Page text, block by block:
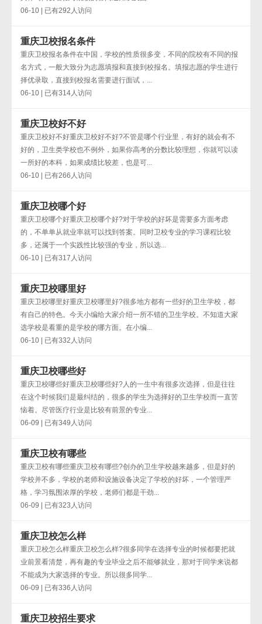
06-10 | 已有292人访问
重庆卫校报名条件
重庆卫校报名条件在中国，学校的性质很多变，不同的院校有不同的报
名方式，一般大致分为志愿填报和直接到校报名。填报志愿的学生进行
择优录取，直接到校报名需要进行面试，...
06-10 | 已有314人访问
重庆卫校好不好
重庆卫校好不好重庆卫校好不好?不管是哪个行业里，有好的就会有不
好的，卫生类学校也不例外，如果你高考的分数比较理想，你就可以读
一所好的本科，如果成绩比较差，也是可...
06-10 | 已有266人访问
重庆卫校哪个好
重庆卫校哪个好重庆卫校哪个好?对于学校的好坏是需要多方面考虑
的，不单单从就业率就可以找到答案。同时卫校专业的学习课程比较
多，还属于一个实践性比较强的专业，所以选...
06-10 | 已有317人访问
重庆卫校哪里好
重庆卫校哪里好重庆卫校哪里好?很多地方都有一些好的卫生学校，都
有自己的特色。今天小编给大家介绍一所不错的卫生学校。不知道大家
选学校是看重的是学校的哪方面。在小编...
06-10 | 已有332人访问
重庆卫校哪些好
重庆卫校哪些好重庆卫校哪些好?人的一生中有很多次选择，但是往往
在这个时候我们是最纠结的，很多的学生为选择好的卫生学校而一直苦
恼着。尽管医疗行业是比较有前景的专业...
06-09 | 已有349人访问
重庆卫校有哪些
重庆卫校有哪些重庆卫校有哪些?创办的卫生学校越来越多，但是好的
学校并不多，学校的老师和设施设备决定了学校的好坏，一个管理严
格，学习氛围浓厚的学校，老师们都是干劲...
06-09 | 已有323人访问
重庆卫校怎么样
重庆卫校怎么样重庆卫校怎么样?很多同学在选择专业的时候都要把就
业前景看清楚，再有趣的专业毕业之后不能够就业，那对于同学来说都
不能成为大家选择的专业。所以很多同学...
06-09 | 已有336人访问
重庆卫校招生要求